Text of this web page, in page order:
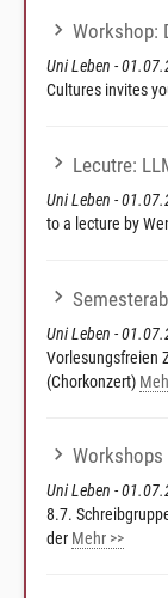
Workshop:
Uni Leben -
Cultures invites
Lecutre:
Uni Leben -
to a lecture by
Uni Leben -
Vorlesungsfreien
(Chorkonzert)
Uni Leben -
8.7.
der Mehr >>